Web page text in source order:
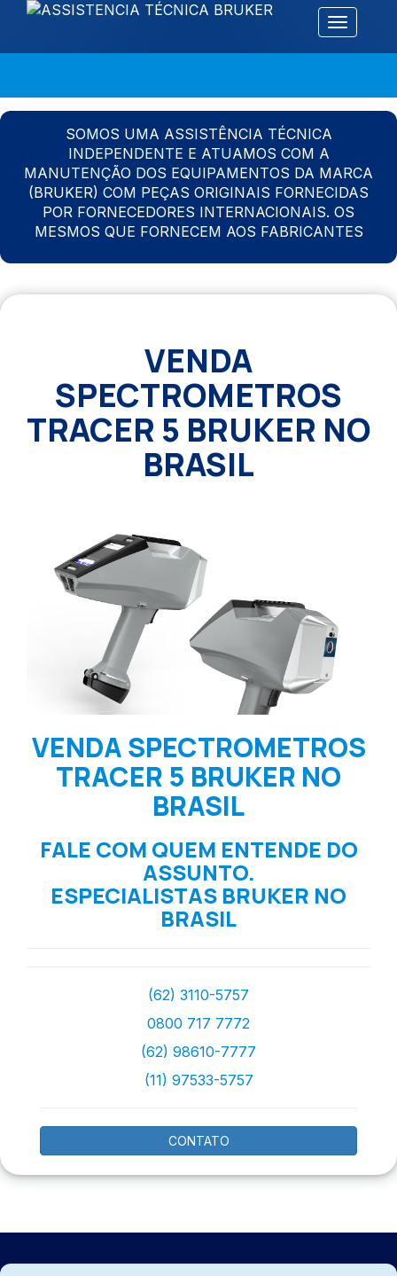
Alternar
SOMOS UMA ASSISTÊNCIA TÉCNICA
INDEPENDENTE E ATUAMOS COM A
MANUTENÇÃO DOS EQUIPAMENTOS DA MARCA
(BRUKER) COM PEÇAS ORIGINAIS FORNECIDAS
POR FORNECEDORES INTERNACIONAIS. OS
MESMOS QUE FORNECEM AOS FABRICANTES
VENDA
SPECTROMETROS
TRACER 5 BRUKER NO
BRASIL
VENDA SPECTROMETROS
TRACER 5 BRUKER NO
BRASIL
FALE COM QUEM ENTENDE DO
ASSUNTO.
ESPECIALISTAS BRUKER NO
BRASIL
(62) 3110-5757
0800 717 7772
(62) 98610-7777
(11) 97533-5757
CONTATO